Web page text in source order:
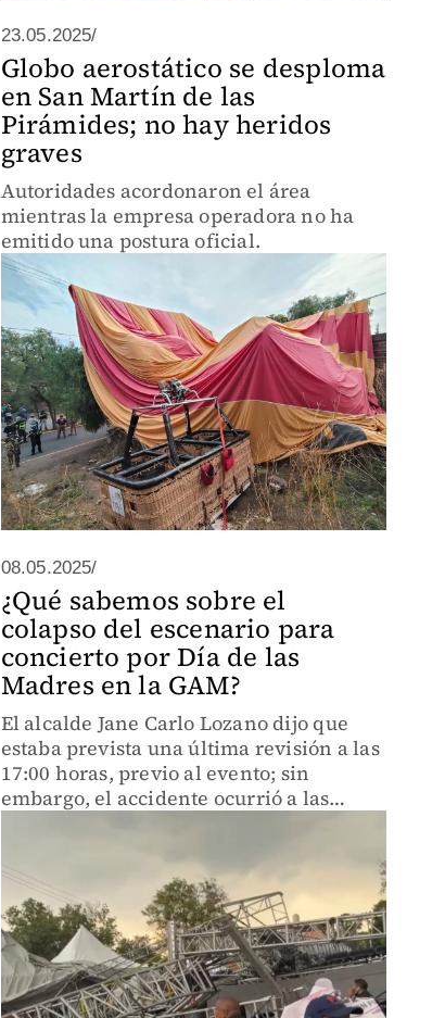
23.05.2025/
Globo aerostático se desploma
en San Martín de las
Pirámides; no hay heridos
graves
Autoridades acordonaron el área
mientras la empresa operadora no ha
emitido una postura oficial.
08.05.2025/
¿Qué sabemos sobre el
colapso del escenario para
concierto por Día de las
Madres en la GAM?
El alcalde Jane Carlo Lozano dijo que
estaba prevista una última revisión a las
17:00 horas, previo al evento; sin
embargo, el accidente ocurrió a las